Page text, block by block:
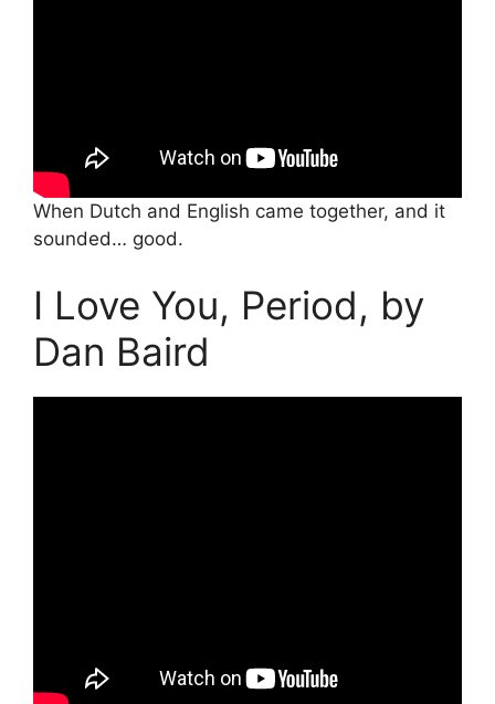
When Dutch and English came together, and it
sounded… good.
I Love You, Period, by
Dan Baird